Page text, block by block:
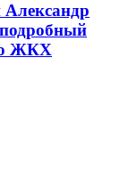
Александр
ЖКХ